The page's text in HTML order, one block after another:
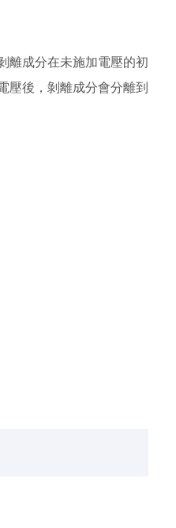
離成分在未施加電壓的初
壓後，剝離成分會分離到